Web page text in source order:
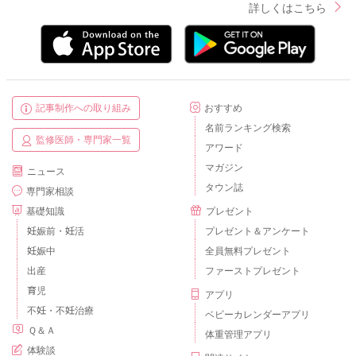
詳しくはこちら
記事制作への取り組み
監修医師・専門家一覧
ニュース
専門家相談
基礎知識
妊娠前・妊活
妊娠中
出産
育児
不妊・不妊治療
Ｑ＆Ａ
体験談
おすすめ
名前ランキング検索
アワード
マガジン
タウン誌
プレゼント
プレゼント＆アンケート
全員無料プレゼント
ファーストプレゼント
アプリ
ベビーカレンダーアプリ
体重管理アプリ